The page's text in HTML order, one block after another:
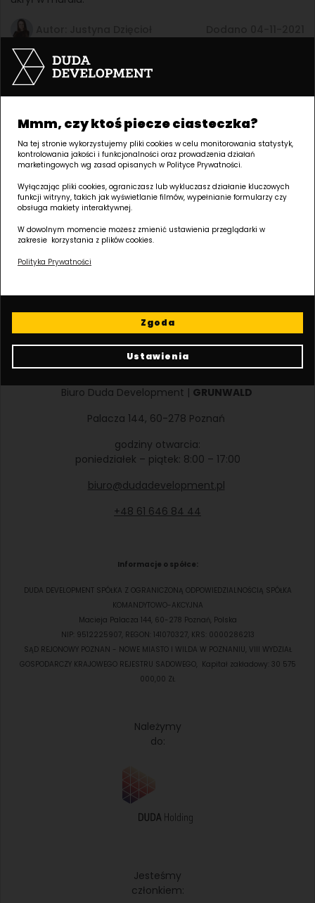
Mmm, czy ktoś piecze ciasteczka?
Na tej stronie wykorzystujemy pliki cookies w celu monitorowania statystyk,
kontrolowania jakości i funkcjonalności oraz prowadzenia działań
marketingowych wg zasad opisanych w Polityce Prywatności.
Wyłączając pliki cookies, ograniczasz lub wykluczasz działanie kluczowych
funkcji witryny, takich jak wyświetlanie filmów, wypełnianie formularzy czy
obsługa makiety interaktywnej.
W dowolnym momencie możesz zmienić ustawienia przeglądarki w
zakresie korzystania z plików cookies.
Polityka Prywatności
Ustawienia
Zgoda
Postaw na Wildę! Dlaczego warto
wybrać
Nasze inwestycje
Wilda to jedna z topowych lokalizacji w Poznaniu. Coraz
więcej nabywców nowych mieszkań decyduje się na tę
część miasta. Przyczyn popularności Wildy jest wiele, a na
szczególną uwagę zasługuje jej niepowtarzalna atmosfera
oraz dynamiczny rozwój.
Autor: Justyna Dzięcioł Dodano 29-11-2019
Biuro Duda Development | GRUNWALD
Palacza 144, 60-278 Poznań
godziny otwarcia:
poniedziałek – piątek: 8:00 – 17:00
biuro@dudadevelopment.pl
+48 61 646 84 44
Informacje o spółce:
DUDA DEVELOPMENT SPÓŁKA Z OGRANICZONĄ ODPOWIEDZIALNOŚCIĄ SPÓŁKA
KOMANDYTOWO-AKCYJNA
Macieja Palacza 144, 60-278 Poznań, Polska
NIP: 9512225907, REGON: 141070327, KRS: 0000286213
SĄD REJONOWY POZNAN - NOWE MIASTO I WILDA W POZNANIU, VIII WYDZIAŁ
GOSPODARCZY KRAJOWEGO REJESTRU SADOWEGO, Kapitał zakładowy: 30 575
000,00 ZŁ
Należymy
do:
Jesteśmy
członkiem: